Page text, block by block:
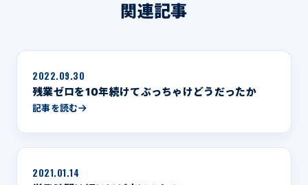
関連記事
2022.09.30
残業ゼロを10年続けてぶっちゃけどうだったか
記事を読む
2021.01.14